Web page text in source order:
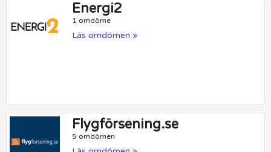
Energi2
1 omdöme
Läs omdömen »
Flygförsening.se
5 omdömen